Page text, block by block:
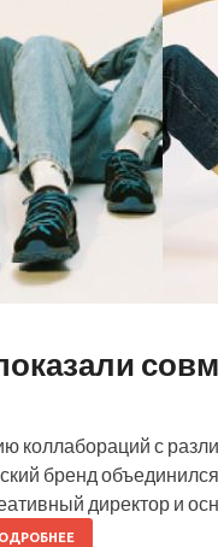
коллабораций с
бренд
директор и